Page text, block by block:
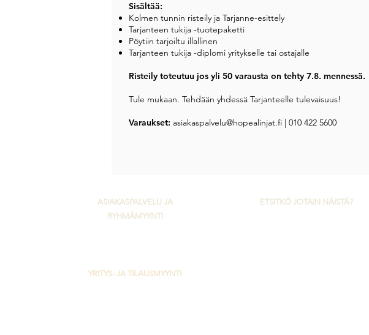
Sisältää:
Kolmen tunnin risteily ja Tarjanne-esittely
Tarjanteen tukija -tuotepaketti
Pöytiin tarjoiltu illallinen
Tarjanteen tukija -diplomi yritykselle tai ostajalle
Risteily toteutuu jos yli 50 varausta on tehty 7.8. mennessä.
Tule mukaan. Tehdään yhdessä Tarjanteelle tulevaisuus!
Varaukset: asiakaspalvelu@hopealinjat.fi | 010 422 5600
ASIAKASPALVELU JA
RYHMÄMYYNTI
YRITYS- JA TILAUSMYYNTI
ETSITKÖ JOTAIN NÄISTÄ?